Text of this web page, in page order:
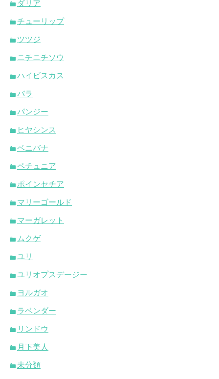
ダリア
チューリップ
ツツジ
ニチニチソウ
ハイビスカス
バラ
パンジー
ヒヤシンス
ベニバナ
ペチュニア
ポインセチア
マリーゴールド
マーガレット
ムクゲ
ユリ
ユリオプスデージー
ヨルガオ
ラベンダー
リンドウ
月下美人
未分類